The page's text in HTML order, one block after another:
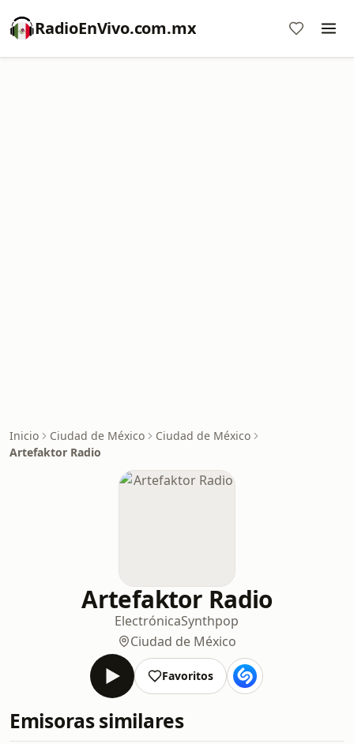
RadioEnVivo.com.mx
Inicio Ciudad de México
Ciudad de México
Artefaktor Radio
Artefaktor Radio
ElectrónicaSynthpop
Ciudad de México
Favoritos
Emisoras similares